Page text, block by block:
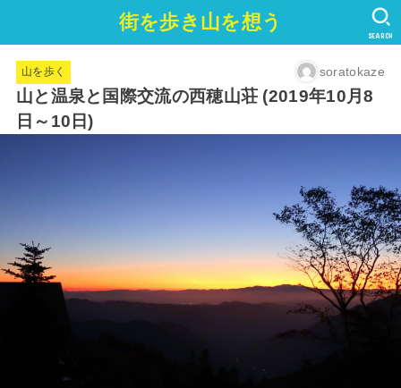
街を歩き山を想う
SEARCH
山を歩く soratokaze
山と温泉と国際交流の西穂山荘 (2019年10月8
日～10日)